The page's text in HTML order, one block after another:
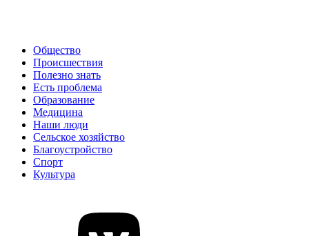
Общество
Происшествия
Полезно знать
Есть проблема
Образование
Медицина
Наши люди
Сельское хозяйство
Благоустройство
Спорт
Культура